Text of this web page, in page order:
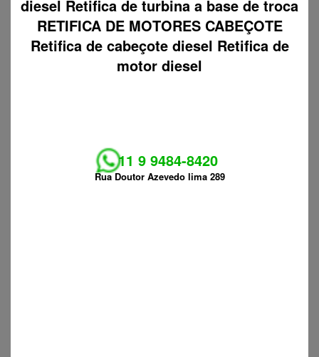
diesel Retifica de turbina a base de troca
RETIFICA DE MOTORES CABEÇOTE
Retifica de cabeçote diesel Retifica de
motor diesel
11 9 9484-8420
Rua Doutor Azevedo lima 289